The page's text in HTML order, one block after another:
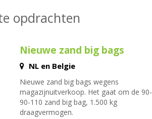
opdrachten
Nieuwe zand big bags
NL en Belgie
Nieuwe zand big bags wegens
magazijnuitverkoop. Het gaat om de 90-
90-110 zand big bag, 1.500 kg
draagvermogen.